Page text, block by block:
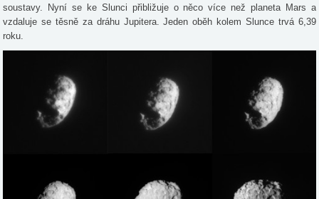
soustavy. Nyní se ke Slunci přibližuje o něco více než planeta Mars a
vzdaluje se těsně za dráhu Jupitera. Jeden oběh kolem Slunce trvá 6,39
roku.